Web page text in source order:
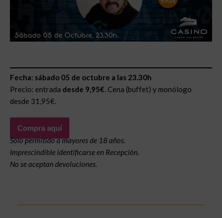
Fecha: sábado 05 de octubre a las 23.30h
Precio: entrada desde 9,95€. Cena (buffet) y monólogo
desde 31,95€.
Compra aquí
Sólo permitido a mayores de 18 años.
Imprescindible identificarse en Recepción.
No se aceptan devoluciones.